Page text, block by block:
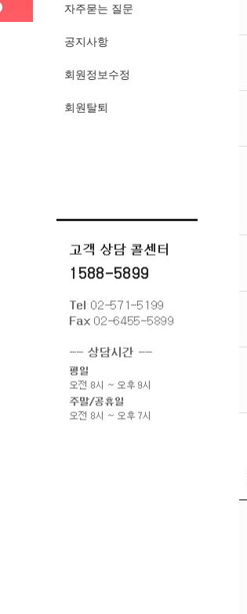
자주묻는 질문
공지사항
회원정보수정
회원탈퇴